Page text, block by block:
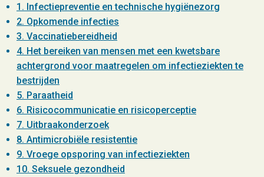
1. Infectiepreventie en technische hygiënezorg
2. Opkomende infecties
3. Vaccinatiebereidheid
4. Het bereiken van mensen met een kwetsbare
achtergrond voor maatregelen om infectieziekten te
bestrijden
5. Paraatheid
6. Risicocommunicatie en risicoperceptie
7. Uitbraakonderzoek
8. Antimicrobiële resistentie
9. Vroege opsporing van infectieziekten
10. Seksuele gezondheid